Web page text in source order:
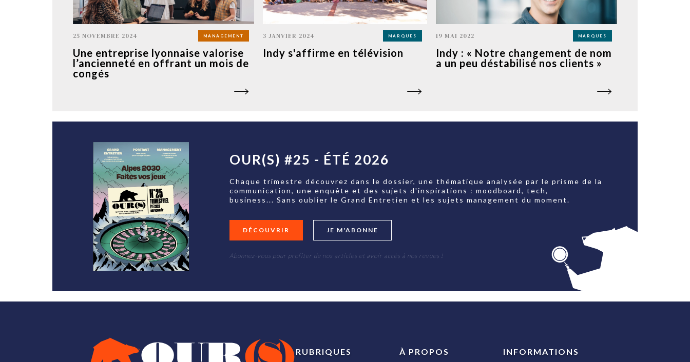
25 NOVEMBRE 2024 MANAGEMENT
Une entreprise lyonnaise valorise
l’ancienneté en offrant un mois de
congés
3 JANVIER 2024 MARQUES
Indy s'affirme en télévision
19 MAI 2022 MARQUES
Indy : « Notre changement de nom
a un peu déstabilisé nos clients »
OUR(S) #25 - ÉTÉ 2026
Chaque trimestre découvrez dans le dossier, une thématique analysée par le prisme de la
communication, une enquête et des sujets d'inspirations : moodboard, tech,
business... Sans oublier le Grand Entretien et les sujets management du moment.
DÉCOUVRIR JE M'ABONNE
Abonnez-vous pour profiter de nos articles et avoir accès à nos revues !
RUBRIQUES À PROPOS INFORMATIONS